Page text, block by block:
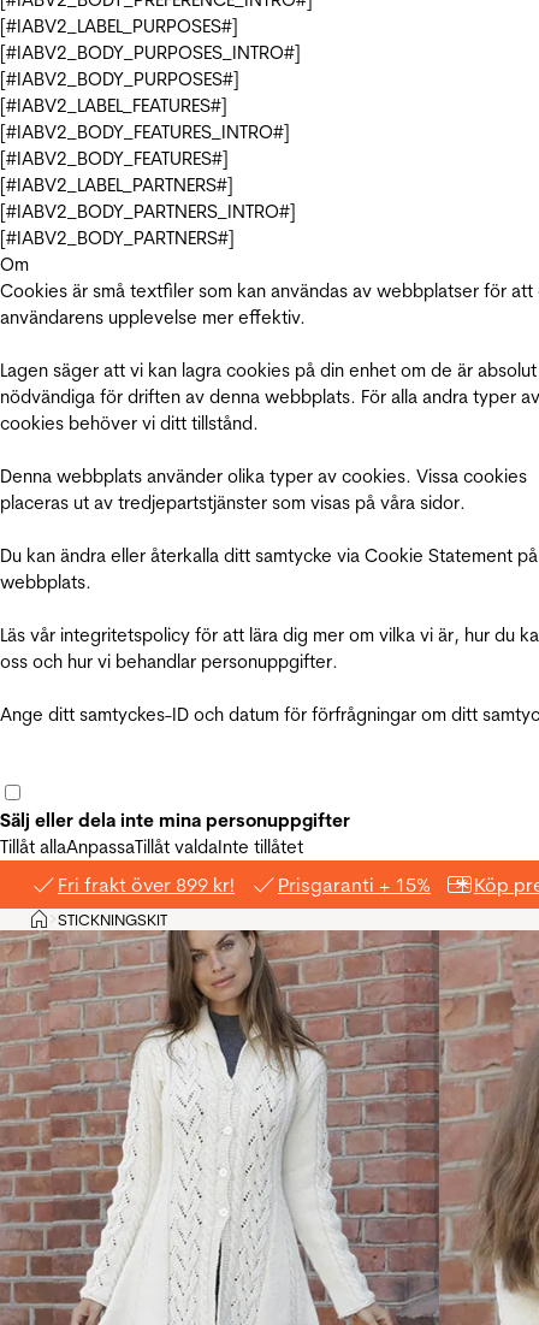
[#IABV2_LABEL_PURPOSES#]
[#IABV2_BODY_PURPOSES_INTRO#]
[#IABV2_BODY_PURPOSES#]
[#IABV2_LABEL_FEATURES#]
[#IABV2_BODY_FEATURES_INTRO#]
[#IABV2_BODY_FEATURES#]
[#IABV2_LABEL_PARTNERS#]
[#IABV2_BODY_PARTNERS_INTRO#]
[#IABV2_BODY_PARTNERS#]
Om
Cookies är små textfiler som kan användas av webbplatser för att
användarens upplevelse mer effektiv.
Lagen säger att vi kan lagra cookies på din enhet om de är absolut
nödvändiga för driften av denna webbplats. För alla andra typer av
cookies behöver vi ditt tillstånd.
Denna webbplats använder olika typer av cookies. Vissa cookies
placeras ut av tredjepartstjänster som visas på våra sidor.
Du kan ändra eller återkalla ditt samtycke via Cookie Statement
webbplats.
Läs vår integritetspolicy för att lära dig mer om vilka vi är, hur du
oss och hur vi behandlar personuppgifter.
Ange ditt samtyckes-ID och datum för förfrågningar om ditt
Sälj eller dela inte mina personuppgifter
Tillåt allaAnpassaTillåt valdaInte tillåtet
Fri frakt över 899 kr! Prisgaranti + 15% Köp
Hem
>STICKNINGSKIT